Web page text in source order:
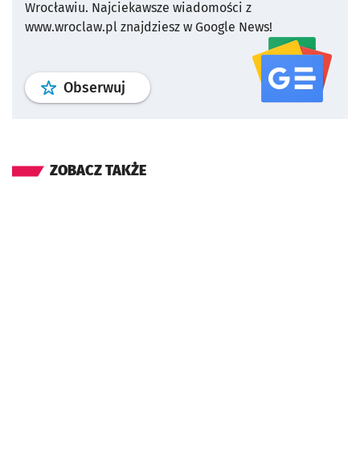
Wrocławiu. Najciekawsze wiadomości z
www.wroclaw.pl znajdziesz w Google News!
Obserwuj profil serwisu
ZOBACZ TAKŻE